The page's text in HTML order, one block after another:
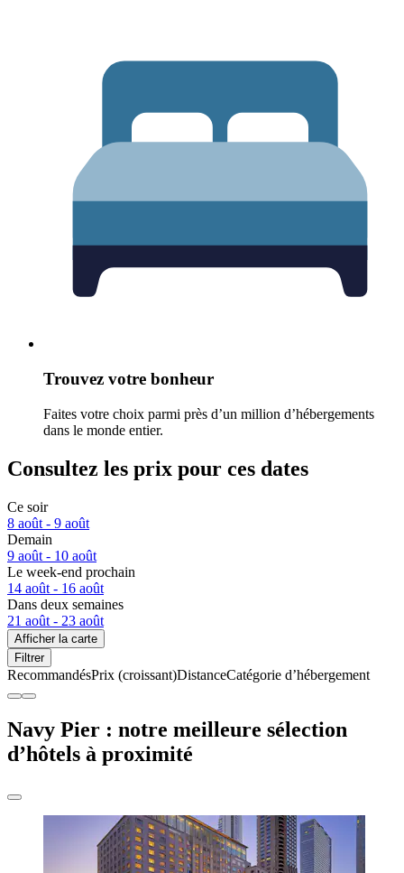
Trouvez votre bonheur
Faites votre choix parmi près d’un million d’hébergements
dans le monde entier.
Consultez les prix pour ces dates
Ce soir
8 août - 9 août
Demain
9 août - 10 août
Le week-end prochain
14 août - 16 août
Dans deux semaines
21 août - 23 août
Afficher la carte
Filtrer
RecommandésPrix (croissant)DistanceCatégorie d’hébergement
Navy Pier : notre meilleure sélection
d’hôtels à proximité